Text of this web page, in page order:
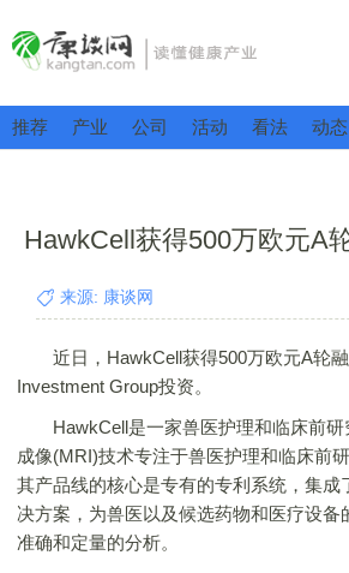
推荐 产业 公司 活动 看法 动态
HawkCell获得500万欧元A
来源: 康谈网
近日，HawkCell获得500万欧元A轮融
Investment Group投资。
HawkCell是一家兽医护理和临床前研
成像(MRI)技术专注于兽医护理和临床前
其产品线的核心是专有的专利系统，集成
决方案，为兽医以及候选药物和医疗设备
准确和定量的分析。